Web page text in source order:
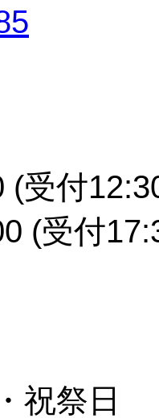
(受付
(受付
祝祭日